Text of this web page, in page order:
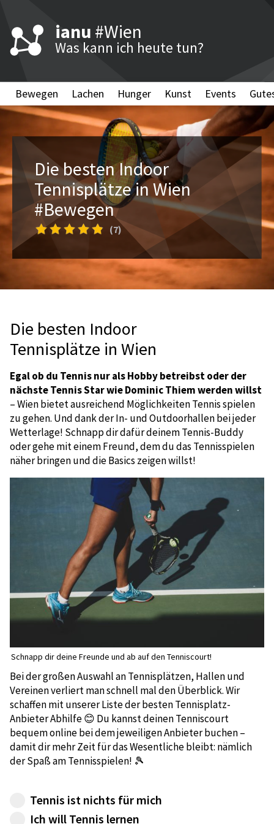
ianu #Wien
Was kann ich heute tun?
Bewegen Lachen Hunger Kunst Events
Die besten Indoor
Tennisplätze in Wien
#Bewegen
(7)
Die besten Indoor
Tennisplätze in Wien
Egal ob du Tennis nur als Hobby betreibst oder der
nächste Tennis Star wie Dominic Thiem werden willst
– Wien bietet ausreichend Möglichkeiten Tennis spielen
zu gehen. Und dank der In- und Outdoorhallen bei jeder
Wetterlage! Schnapp dir dafür deinem Tennis-Buddy
oder gehe mit einem Freund, dem du das Tennisspielen
näher bringen und die Basics zeigen willst!
Schnapp dir deine Freunde und ab auf den Tenniscourt!
Bei der großen Auswahl an Tennisplätzen, Hallen und
Vereinen verliert man schnell mal den Überblick. Wir
schaffen mit unserer Liste der besten Tennisplatz-
Anbieter Abhilfe 😊 Du kannst deinen Tenniscourt
bequem online bei dem jeweiligen Anbieter buchen –
damit dir mehr Zeit für das Wesentliche bleibt: nämlich
der Spaß am Tennisspielen! 🎾
Tennis ist nichts für mich
Schade. Zum Hlück haben wir viele andere
Ich will Tennis lernen